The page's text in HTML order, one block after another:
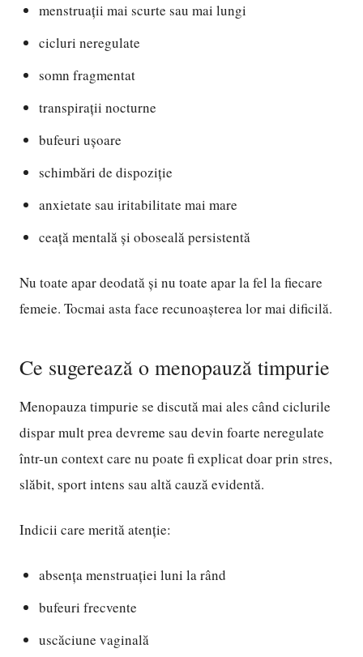
menstruații mai scurte sau mai lungi
cicluri neregulate
somn fragmentat
transpirații nocturne
bufeuri ușoare
schimbări de dispoziție
anxietate sau iritabilitate mai mare
ceață mentală și oboseală persistentă
Nu toate apar deodată și nu toate apar la fel la fiecare
femeie. Tocmai asta face recunoașterea lor mai dificilă.
Ce sugerează o menopauză timpurie
Menopauza timpurie se discută mai ales când ciclurile
dispar mult prea devreme sau devin foarte neregulate
într-un context care nu poate fi explicat doar prin stres,
slăbit, sport intens sau altă cauză evidentă.
Indicii care merită atenție:
absența menstruației luni la rând
bufeuri frecvente
uscăciune vaginală